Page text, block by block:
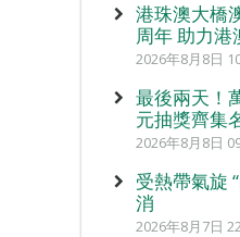
港珠澳大橋
周年 助力港
2026年8月8日
最後兩天！
元抽獎齊集
2026年8月8日
受熱帶氣旋
消
2026年8月7日